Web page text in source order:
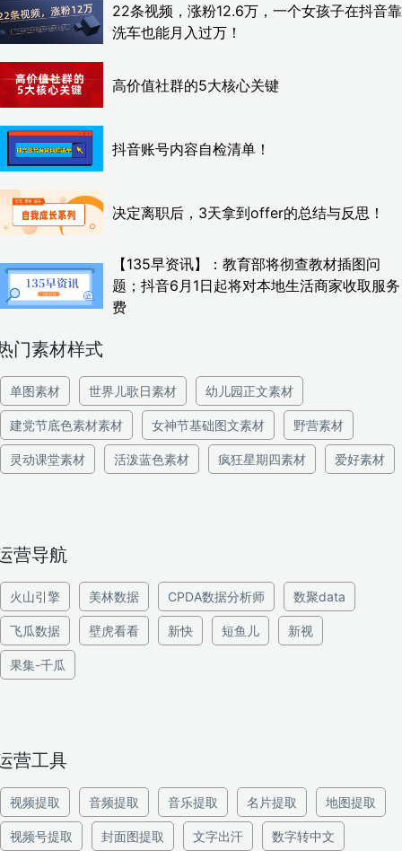
22条视频，涨粉12.6万，一个女孩子在抖音靠
洗车也能月入过万！
高价值社群的5大核心关键
抖音账号内容自检清单！
决定离职后，3天拿到offer的总结与反思！
【135早资讯】：教育部将彻查教材插图问
题；抖音6月1日起将对本地生活商家收取服务
费
门素材样式
单图素材 世界儿歌日素材 幼儿园正文素材
建党节底色素材素材 女神节基础图文素材 野营素材
灵动课堂素材 活泼蓝色素材 疯狂星期四素材 爱好素材
营导航
火山引擎 美林数据 CPDA数据分析师 数聚data
飞瓜数据 壁虎看看 新快 短鱼儿 新视
果集-千瓜
营工具
视频提取 音频提取 音乐提取 名片提取 地图提取
视频号提取 封面图提取 文字出汗 数字转中文